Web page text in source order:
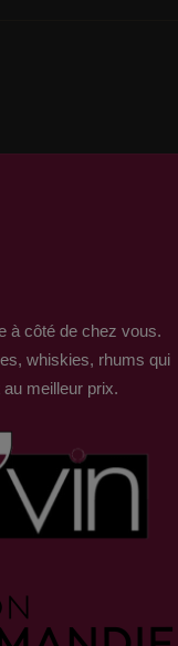
à côté de chez vous.
whiskies, rhums qui
meilleur prix.